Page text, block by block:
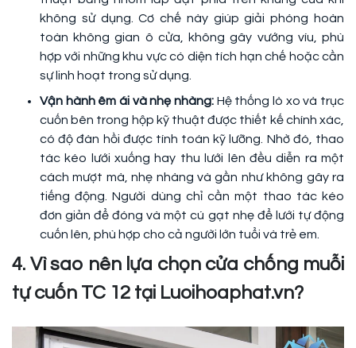
không sử dụng. Cơ chế này giúp giải phóng hoàn
toàn không gian ô cửa, không gây vướng víu, phù
hợp với những khu vực có diện tích hạn chế hoặc cần
sự linh hoạt trong sử dụng.
Vận hành êm ái và nhẹ nhàng: Hệ thống lò xo và trục
cuốn bên trong hộp kỹ thuật được thiết kế chính xác,
có độ đàn hồi được tính toán kỹ lưỡng. Nhờ đó, thao
tác kéo lưới xuống hay thu lưới lên đều diễn ra một
cách mượt mà, nhẹ nhàng và gần như không gây ra
tiếng động. Người dùng chỉ cần một thao tác kéo
đơn giản để đóng và một cú gạt nhẹ để lưới tự động
cuốn lên, phù hợp cho cả người lớn tuổi và trẻ em.
4. Vì sao nên lựa chọn cửa chống muỗi
tự cuốn TC 12 tại Luoihoaphat.vn?